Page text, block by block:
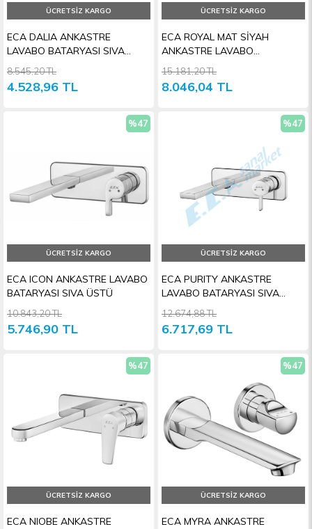
ECA DALIA ANKASTRE
LAVABO BATARYASI SIVA
ÜSTÜ GRUBU
4.528,96 TL
8.545,20 TL
ÜCRETSIZ KARGO
ECA ROYAL MAT SİYAH
ANKASTRE LAVABO
BATARYASI SIVA ÜSTÜ GRUBU
8.046,04 TL
15.181,20 TL
ÜCRETSIZ KARGO
ECA ICON ANKASTRE LAVABO
BATARYASI SIVA ÜSTÜ
5.746,90 TL
10.843,20 TL
%47
ÜCRETSIZ KARGO
ECA PURITY ANKASTRE
LAVABO BATARYASI SIVA
ÜSTÜ
6.717,69 TL
12.674,88 TL
%47
ÜCRETSIZ KARGO
ECA NIOBE ANKASTRE
%47
ÜCRETSIZ KARGO
ECA MYRA ANKASTRE
%47
ÜCRETSIZ KARGO